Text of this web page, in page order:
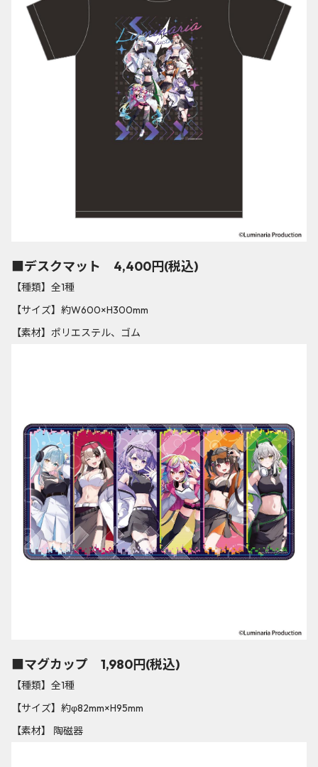
■デスクマット 4,400円(税込)
【種類】全1種
【サイズ】約W600×H300mm
【素材】ポリエステル、ゴム
■マグカップ 1,980円(税込)
【種類】全1種
【サイズ】約φ82mm×H95mm
【素材】 陶磁器